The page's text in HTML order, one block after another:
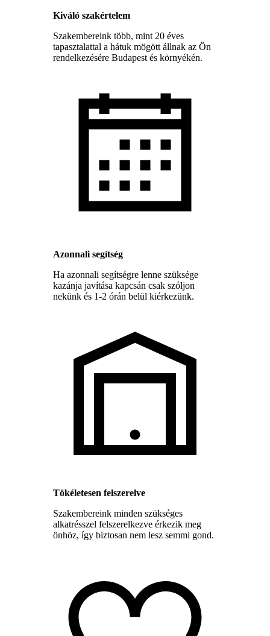
Kiváló szakértelem
Szakembereink több, mint 20 éves
tapasztalattal a hátuk mögött állnak az Ön
rendelkezésére Budapest és környékén.
Azonnali segítség
Ha azonnali segítségre lenne szüksége
kazánja javítása kapcsán csak szóljon
nekünk és 1-2 órán belül kiérkezünk.
Tökéletesen felszerelve
Szakembereink minden szükséges
alkatrésszel felszerelkezve érkezik meg
önhöz, így biztosan nem lesz semmi gond.